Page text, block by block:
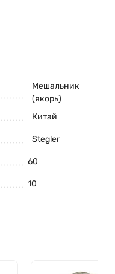
Мешальник
(якорь)
Китай
Stegler
60
10